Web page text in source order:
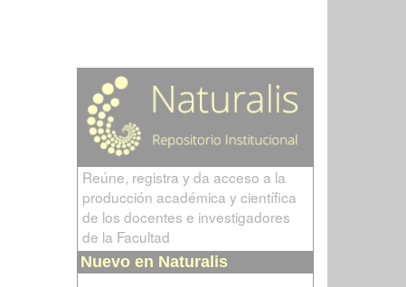
Reúne, registra y da acceso a la
producción académica y científica
de los docentes e investigadores
de la Facultad
Nuevo en Naturalis